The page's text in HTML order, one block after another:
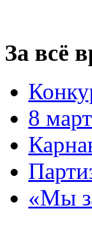
За всё
8
«Мы